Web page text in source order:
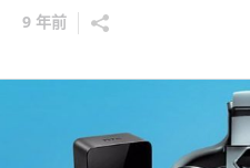
9 年前